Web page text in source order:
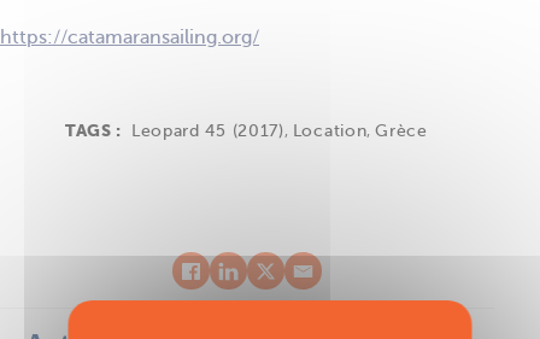
https://catamaransailing.org/
TAGS : Leopard 45 (2017) , Location,Grèce